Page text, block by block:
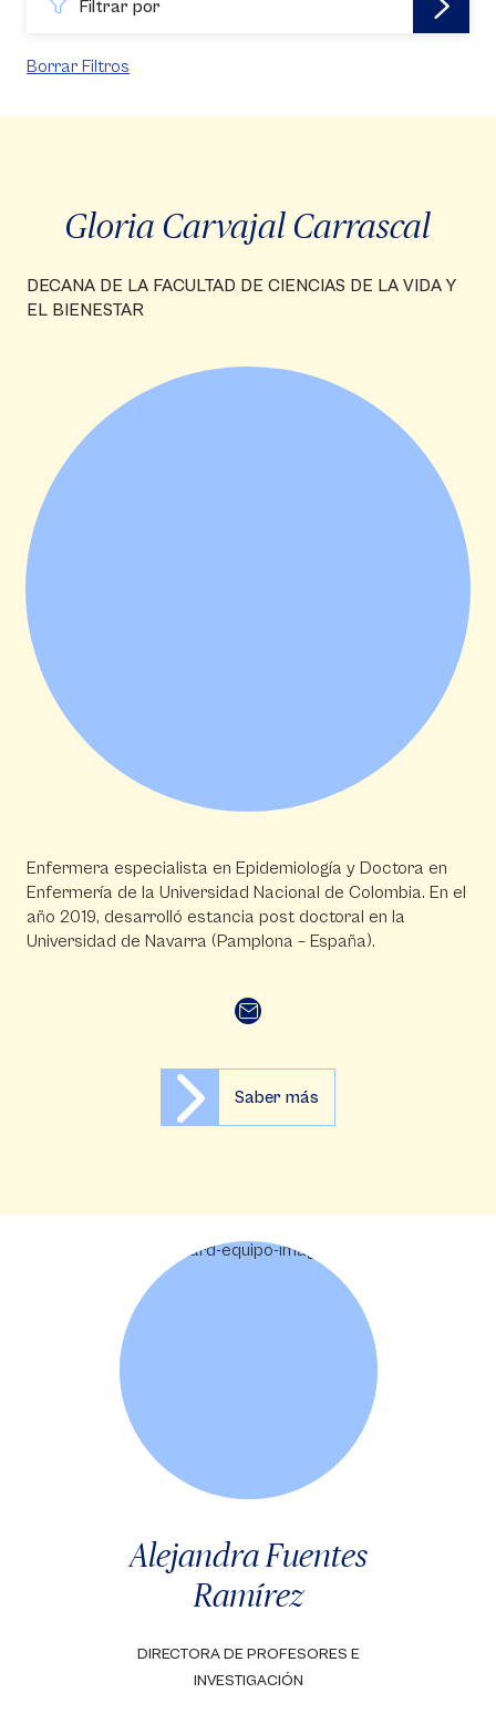
Filtrar por
Borrar Filtros
Gloria Carvajal Carrascal
DECANA DE LA FACULTAD DE CIENCIAS DE LA VIDA Y
EL BIENESTAR
Enfermera especialista en Epidemiología y Doctora en
Enfermería de la Universidad Nacional de Colombia. En el
año 2019, desarrolló estancia post doctoral en la
Universidad de Navarra (Pamplona – España).
Saber más
Alejandra Fuentes
Ramírez
DIRECTORA DE PROFESORES E
INVESTIGACIÓN